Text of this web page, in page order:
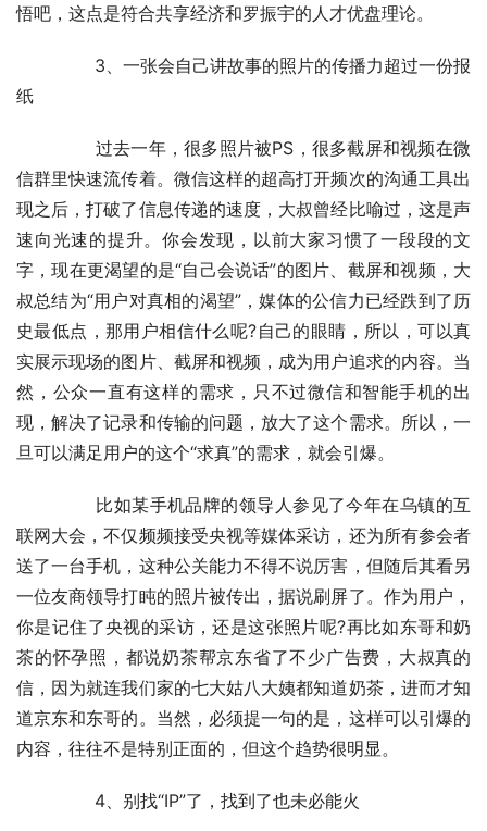
悟吧，这点是符合共享经济和罗振宇的人才优盘理论。
纸
信群里快速流传着。微信这样的超高打开频次的沟通工具出
现之后，打破了信息传递的速度，大叔曾经比喻过，这是声
速向光速的提升。你会发现，以前大家习惯了一段段的文
字，现在更渴望的是“自己会说话”的图片、截屏和视频，大
叔总结为“用户对真相的渴望”，媒体的公信力已经跌到了历
史最低点，那用户相信什么呢?自己的眼睛，所以，可以真
实展示现场的图片、截屏和视频，成为用户追求的内容。当
然，公众一直有这样的需求，只不过微信和智能手机的出
现，解决了记录和传输的问题，放大了这个需求。所以，一
旦可以满足用户的这个“求真”的需求，就会引爆。
联网大会，不仅频频接受央视等媒体采访，还为所有参会者
送了一台手机，这种公关能力不得不说厉害，但随后其看另
一位友商领导打盹的照片被传出，据说刷屏了。作为用户，
你是记住了央视的采访，还是这张照片呢?再比如东哥和奶
茶的怀孕照，都说奶茶帮京东省了不少广告费，大叔真的
信，因为就连我们家的七大姑八大姨都知道奶茶，进而才知
道京东和东哥的。当然，必须提一句的是，这样可以引爆的
内容，往往不是特别正面的，但这个趋势很明显。
	　　4、别找“IP”了，找到了也未必能火